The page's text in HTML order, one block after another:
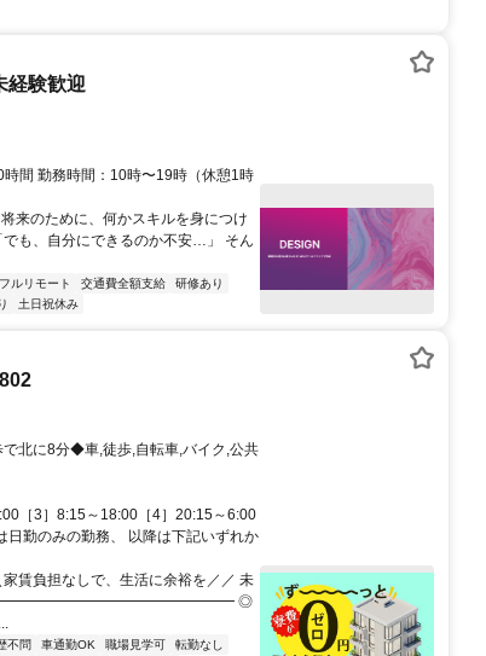
経験歓迎
間 勤務時間：10時〜19時（休憩1時
来のために、何かスキルを身につけ
も、自分にできるのか不安…」 そん
フルリモート 交通費全額支給
研修あり
土日祝休み
北に8分◆車,徒歩,自転車,バイク,公共
［3］8:15～18:00［4］20:15～6:00
日勤のみの勤務、 以降は下記いずれか
賃負担なしで、生活に余裕を／／ 未
！ ━━━━━━━━━━━━━━━━━━ ◎
不問 車通勤OK 職場見学可
転勤なし